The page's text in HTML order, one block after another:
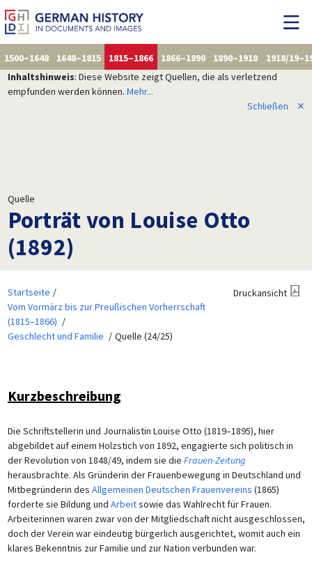
1500–1648 1648–1815 1815–1866 1866–1890 1890–1918
1918/
Inhaltshinweis: Diese Website zeigt Quellen, die als verletzend
empfunden werden können. Mehr...
Schließen
✕
Quelle
Porträt von Louise Otto
(1892)
Startseite
Vom Vormärz bis zur Preußischen Vorherrschaft
(1815–1866)
Geschlecht und Familie
Quelle (24/25)
Druckansicht
Kurzbeschreibung
Die Schriftstellerin und Journalistin Louise Otto (1819–1895), hier
abgebildet auf einem Holzstich von 1892, engagierte sich politisch in
der Revolution von 1848/49, indem sie die Frauen-Zeitung
herausbrachte. Als Gründerin der Frauenbewegung in Deutschland und
Mitbegründerin des Allgemeinen Deutschen Frauenvereins (1865)
forderte sie Bildung und Arbeitsowie das Wahlrecht für Frauen.
Arbeiterinnen waren zwar von der Mitgliedschaft nicht ausgeschlossen,
doch der Verein war eindeutig bürgerlich ausgerichtet, womit auch ein
klares Bekenntnis zur Familie und zur Nation verbunden war.